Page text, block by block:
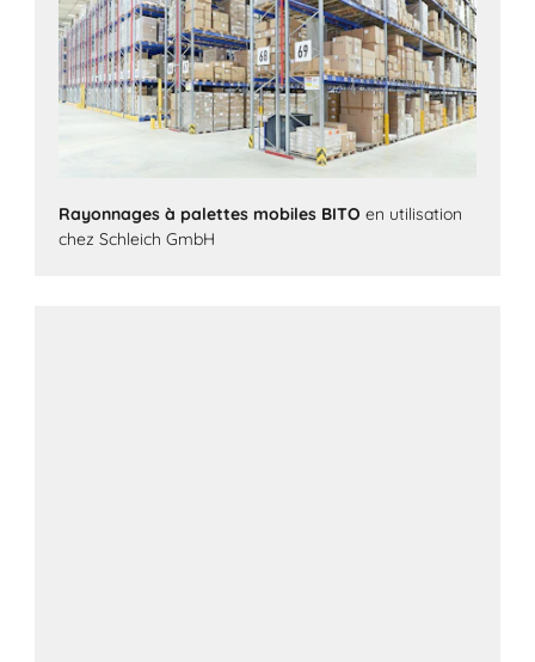
Rayonnages à palettes mobiles BITO en utilisation
chez Schleich GmbH